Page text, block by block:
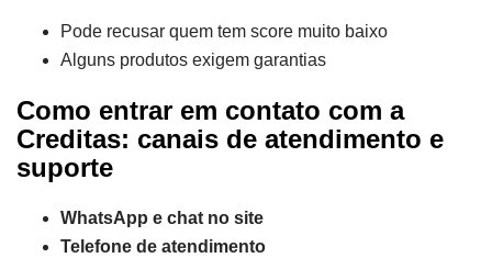
Pode recusar quem tem score muito baixo
Alguns produtos exigem garantias
Como entrar em contato com a
Creditas: canais de atendimento e
suporte
WhatsApp e chat no site
Telefone de atendimento